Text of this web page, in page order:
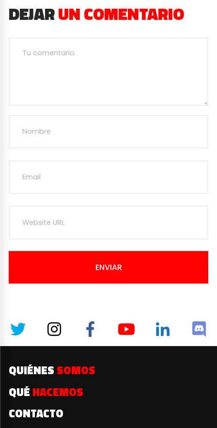
DEJARUN COMENTARIO
ENVIAR
QUIÉNES SOMOS
QUÉ HACEMOS
CONTACTO